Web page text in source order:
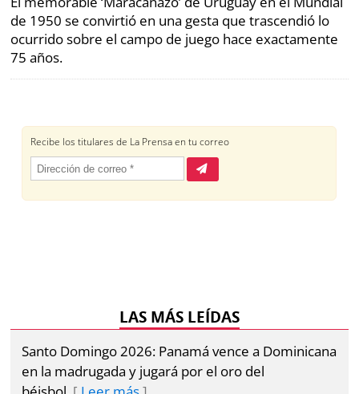
digital
Luctuosas
lector
Buenas
OTROS
SITIOS
Metro
Tus
Tiquetes
Cero
Mi
Prensa
Busca
Fácil
de 1950 se convirtió en una gesta que trascendió lo
ocurrido sobre el campo de juego hace exactamente
75 años.
LAS MÁS LEÍDAS
Santo Domingo 2026: Panamá vence a Dominicana
en la madrugada y jugará por el oro del